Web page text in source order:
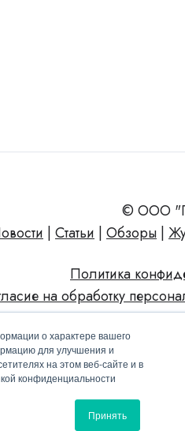
о характере вашего
для улучшения и
на этом веб-сайте и в
конфиденциальности
Принять
© ООО
Статьи Обзоры
Политика
на обработку